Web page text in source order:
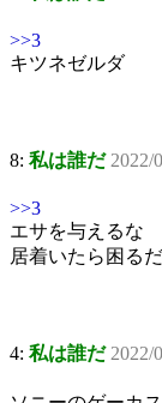
>>3
キツネゼルダ
8: 私は誰だ 2022/
>>3
エサを与えるな
居着いたら困る
4: 私は誰だ 2022/